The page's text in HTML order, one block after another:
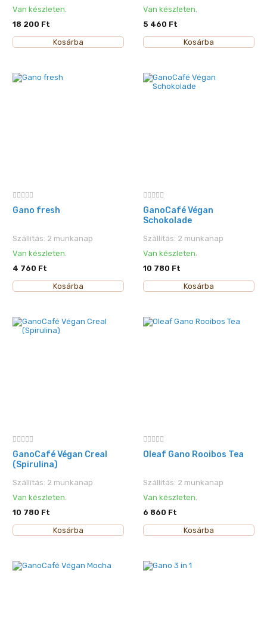
Van készleten.
18 200 Ft
Kosárba
Van készleten.
5 460 Ft
Kosárba
Gano fresh
Szállítás: 2 munkanap
Van készleten.
4 760 Ft
Kosárba
GanoCafé Végan
Schokolade
Szállítás: 2 munkanap
Van készleten.
10 780 Ft
Kosárba
GanoCafé Végan Creal
(Spirulina)
Szállítás: 2 munkanap
Van készleten.
10 780 Ft
Kosárba
Oleaf Gano Rooibos Tea
Szállítás: 2 munkanap
Van készleten.
6 860 Ft
Kosárba